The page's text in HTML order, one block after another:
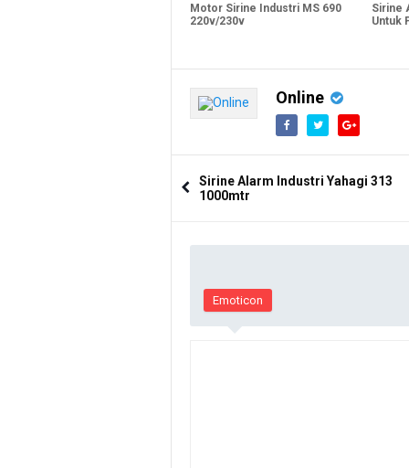
Motor Sirine Industri MS 690
220v/230v
Sirine
Untuk
Online
Sirine Alarm Industri Yahagi 313
1000mtr
Emoticon